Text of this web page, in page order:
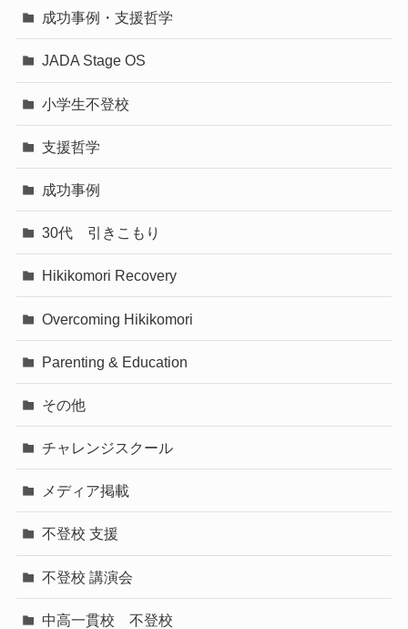
成功事例・支援哲学
JADA Stage OS
小学生不登校
支援哲学
成功事例
30代 引きこもり
Hikikomori Recovery
Overcoming Hikikomori
Parenting & Education
その他
チャレンジスクール
メディア掲載
不登校 支援
不登校 講演会
中高一貫校 不登校